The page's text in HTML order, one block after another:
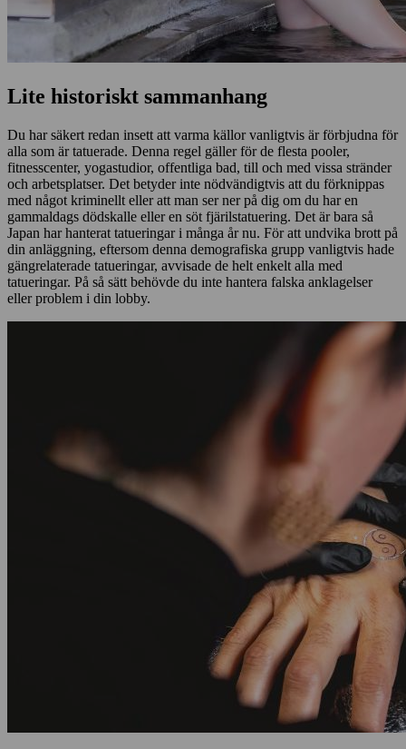
Lite historiskt sammanhang
Du har säkert redan insett att varma källor vanligtvis är förbjudna för
alla som är tatuerade. Denna regel gäller för de flesta pooler,
fitnesscenter, yogastudior, offentliga bad, till och med vissa stränder
och arbetsplatser. Det betyder inte nödvändigtvis att du förknippas
med något kriminellt eller att man ser ner på dig om du har en
gammaldags dödskalle eller en söt fjärilstatuering. Det är bara så
Japan har hanterat tatueringar i många år nu. För att undvika brott på
din anläggning, eftersom denna demografiska grupp vanligtvis hade
gängrelaterade tatueringar, avvisade de helt enkelt alla med
tatueringar. På så sätt behövde du inte hantera falska anklagelser
eller problem i din lobby.